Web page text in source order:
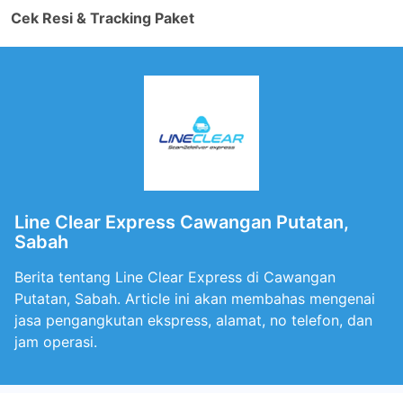
Cek Resi & Tracking Paket
Line Clear Express Cawangan Putatan,
Sabah
Berita tentang Line Clear Express di Cawangan
Putatan, Sabah. Article ini akan membahas mengenai
jasa pengangkutan ekspress, alamat, no telefon, dan
jam operasi.